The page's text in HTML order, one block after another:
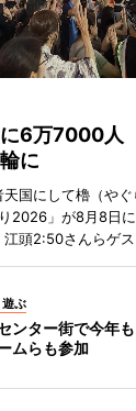
に6万7000
に
国にして櫓（や
2026」が8月8日
頭2:50さんらゲス
遊ぶ
ンター街で今年
ムらも参加